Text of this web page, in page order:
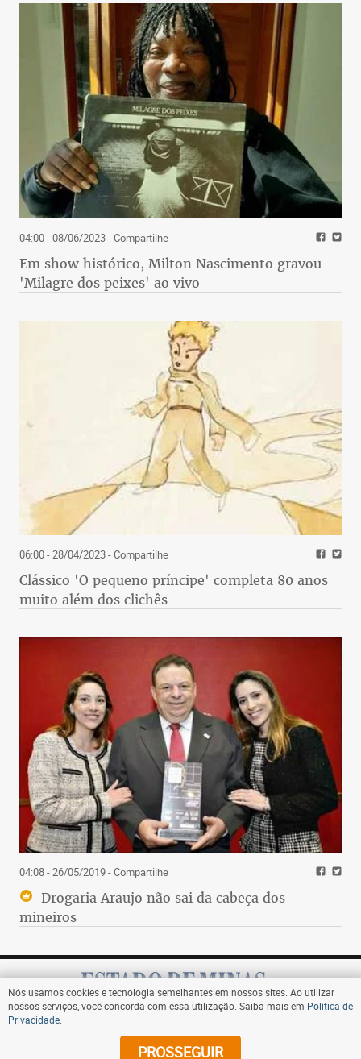
04:00 - 08/06/2023- Compartilhe
Em show histórico, Milton Nascimento gravou
'Milagre dos peixes' ao vivo
06:00 - 28/04/2023- Compartilhe
Clássico 'O pequeno príncipe' completa 80 anos
muito além dos clichês
04:08 - 26/05/2019- Compartilhe
Drogaria Araujo não sai da cabeça dos
mineiros
Assine
Nós usamos cookies e tecnologia semelhantes em nossos sites. Ao utilizar
nossos serviços, você concorda com essa utilização. Saiba mais em Política de
Privacidade
PROSSEGUIR